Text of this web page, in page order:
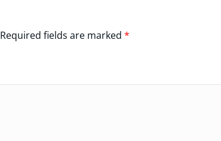
Required fields are marked *